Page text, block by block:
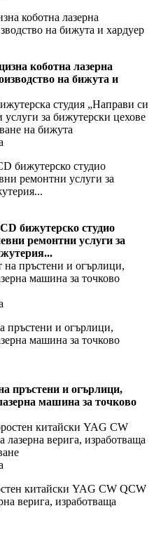
коботна лазерна
на бижута и хардуер
коботна лазерна
на бижута и
бижутерско студио
ремонтни услуги за
бижутерско студио
ремонтни услуги за
пръстени и огърлици,
машина за точково
пръстени и огърлици,
машина за точково
китайски YAG CW QCW
верига, изработваща